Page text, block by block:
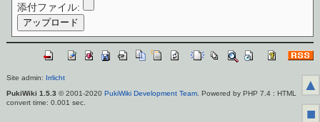
添付ファイル:
Site admin: Irrlicht
PukiWiki 1.5.3 © 2001-2020 PukiWiki Development Team. Powered by PHP 7.4 : HTML
convert time: 0.001 sec.
▲
■